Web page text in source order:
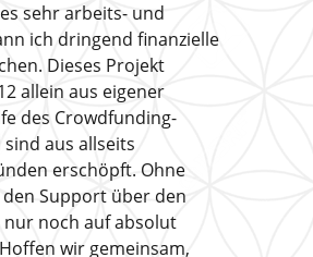
sehr arbeits- und
ich dringend finanzielle
Dieses Projekt
allein aus eigener
des Crowdfunding-
aus allseits
erschöpft. Ohne
Support über den
noch auf absolut
wir gemeinsam,